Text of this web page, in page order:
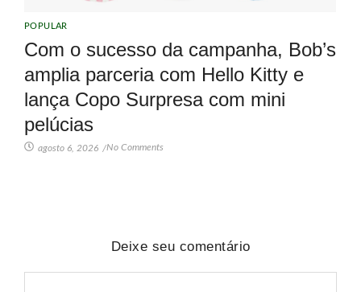
POPULAR
Com o sucesso da campanha, Bob’s
amplia parceria com Hello Kitty e
lança Copo Surpresa com mini
pelúcias
agosto 6, 2026 /No Comments
Deixe seu comentário